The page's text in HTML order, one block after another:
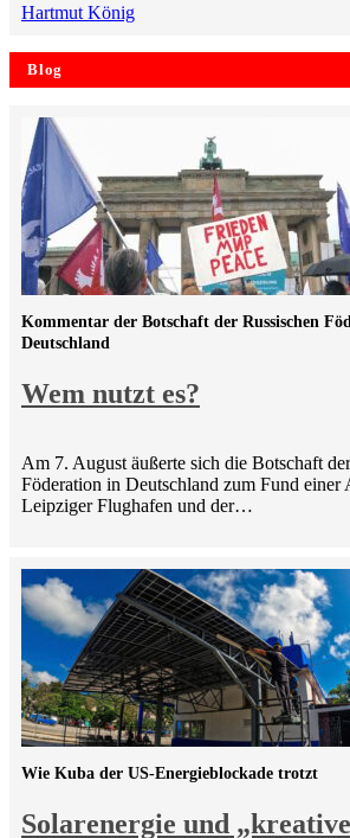
Hartmut König
Blog
Wem nutzt es?
Kommentar der Botschaft der Russischen
Deutschland
Am 7. August äußerte sich die Botschaft
Föderation in Deutschland zum Fund einer
Leipziger Flughafen und der…
Solarenergie und
Wie Kuba der US-Energieblockade trotzt